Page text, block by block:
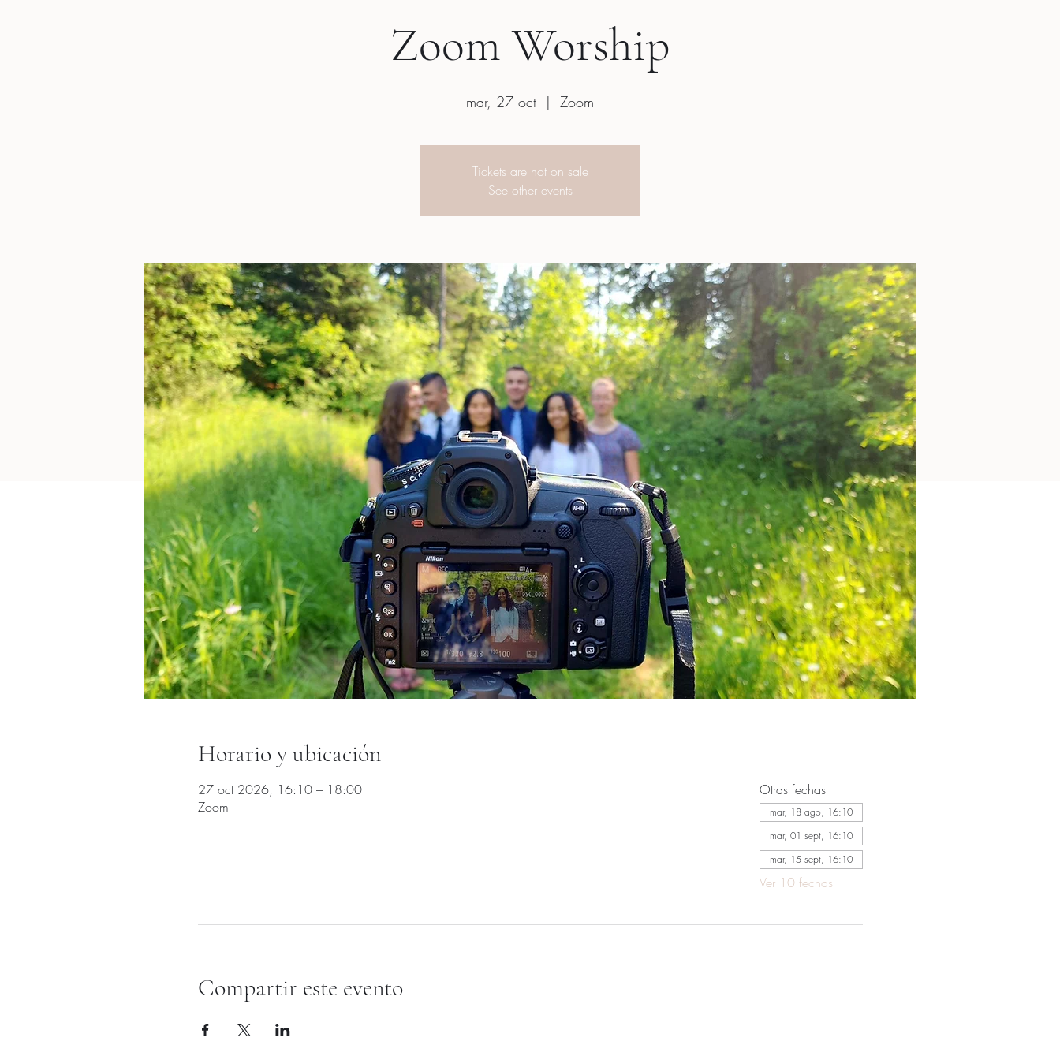
Zoom Worship
mar, 27 oct
  |
Zoom
Tickets are not on sale
See other events
Horario y ubicación
27 oct 2026, 16:10 – 18:00
Zoom
Otras fechas
mar, 18 ago, 16:10
mar, 01 sept, 16:10
mar, 15 sept, 16:10
Ver 10 fechas
Compartir este evento